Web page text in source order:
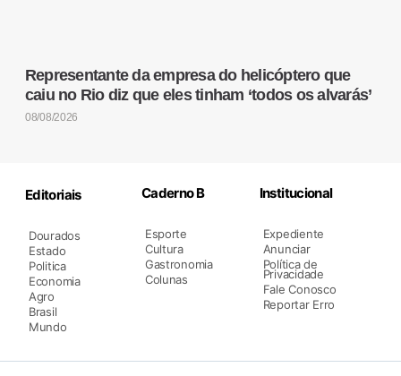
Representante da empresa do helicóptero que
caiu no Rio diz que eles tinham ‘todos os alvarás’
08/08/2026
Editoriais
Dourados
Estado
Politica
Economia
Agro
Brasil
Mundo
Caderno B
Esporte
Cultura
Gastronomia
Colunas
Institucional
Expediente
Anunciar
Política de
Privacidade
Fale Conosco
Reportar Erro